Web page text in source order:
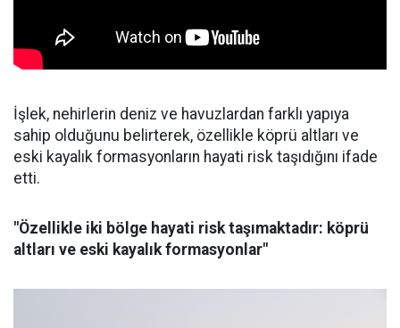
İşlek, nehirlerin deniz ve havuzlardan farklı yapıya
sahip olduğunu belirterek, özellikle köprü altları ve
eski kayalık formasyonların hayati risk taşıdığını ifade
etti.
"Özellikle iki bölge hayati risk taşımaktadır: köprü
altları ve eski kayalık formasyonlar"